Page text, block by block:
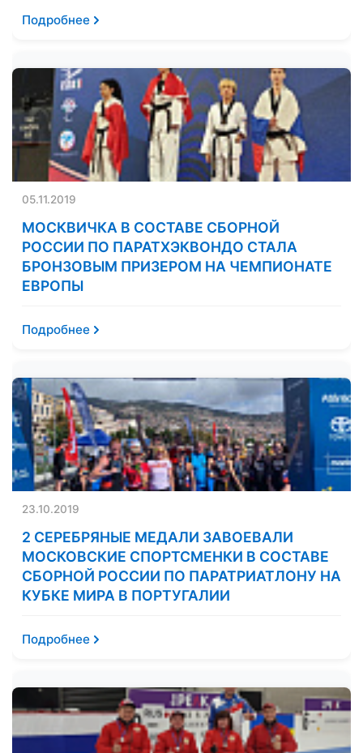
Подробнее
05.11.2019
МОСКВИЧКА В СОСТАВЕ СБОРНОЙ
РОССИИ ПО ПАРАТХЭКВОНДО СТАЛА
БРОНЗОВЫМ ПРИЗЕРОМ НА ЧЕМПИОНАТЕ
ЕВРОПЫ
Подробнее
23.10.2019
2 СЕРЕБРЯНЫЕ МЕДАЛИ ЗАВОЕВАЛИ
МОСКОВСКИЕ СПОРТСМЕНКИ В СОСТАВЕ
СБОРНОЙ РОССИИ ПО ПАРАТРИАТЛОНУ НА
КУБКЕ МИРА В ПОРТУГАЛИИ
Подробнее